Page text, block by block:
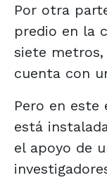
Por otra
predio en la
siete
cuenta con
Pero en
está
el apoyo de